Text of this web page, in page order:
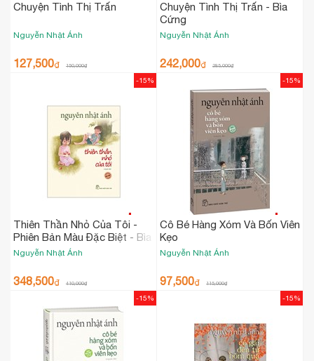
Chuyện Tình Thị Trấn
Nguyễn Nhật Ánh
127,500₫ 150,000₫
Chuyện Tình Thị Trấn - Bìa
Cứng
Nguyễn Nhật Ánh
242,000₫ 285,000₫
Thiên Thần Nhỏ Của Tôi -
Phiên Bản Màu Đặc Biệt - Bìa
Cứng
Nguyễn Nhật Ánh
348,500₫ 410,000₫
-15%
Cô Bé Hàng Xóm Và Bốn Viên
Kẹo
Nguyễn Nhật Ánh
97,500₫ 115,000₫
-15%
-15% -15%